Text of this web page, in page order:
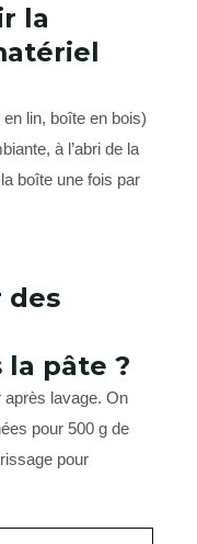
la
lin, boîte en bois)
à l’abri de la
boîte une fois par
des
pâte ?
après lavage. On
pour 500 g de
pour